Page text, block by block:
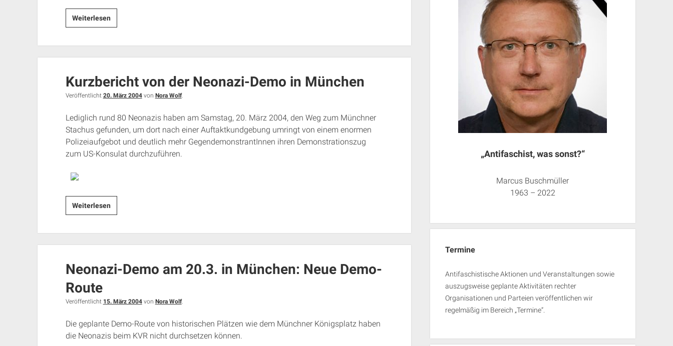
Weiterlesenadip
im
Kurzbericht von der Neonazi-Demo in München
Veröffentlicht 20. März 2004von Nora Wolf.
Lediglich rund 80 Neonazis haben am Samstag, 20. März 2004, den Weg zum Münchner
Stachus gefunden, um dort nach einer Auftaktkundgebung umringt von einem enormen
Polizeiaufgebot und deutlich mehr GegendemonstrantInnen ihren Demonstrationszug
zum US-Konsulat durchzuführen.
WeiterlesenKurzbericht
von
in
München
Neonazi-Demo am 20.3. in München: Neue Demo-
Route
Veröffentlicht 15. März 2004von Nora Wolf.
Die geplante Demo-Route von historischen Plätzen wie dem Münchner Königsplatz haben
die Neonazis beim KVR nicht durchsetzen können.
„Antifaschist, was sonst?“
Marcus Buschmüller
1963 – 2022
Termine
Antifaschistische Aktionen und Veranstaltungen sowie
auszugsweise geplante Aktivitäten rechter
Organisationen und Parteien veröffentlichen wir
regelmäßig im Bereich „Termine“.